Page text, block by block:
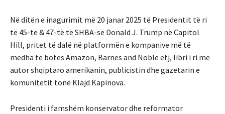
Në ditën e inagurimit më 20 janar 2025 të Presidentit të ri
të 45-të & 47-të të SHBA-së Donald J. Trump në Capitol
Hill, pritet të dalë në platformën e kompanive më të
mëdha të botës Amazon, Barnes and Noble etj, libri i ri me
autor shqiptaro amerikanin, publicistin dhe gazetarin e
komunitetit tonë Klajd Kapinova.
Presidenti i famshëm konservator dhe reformator